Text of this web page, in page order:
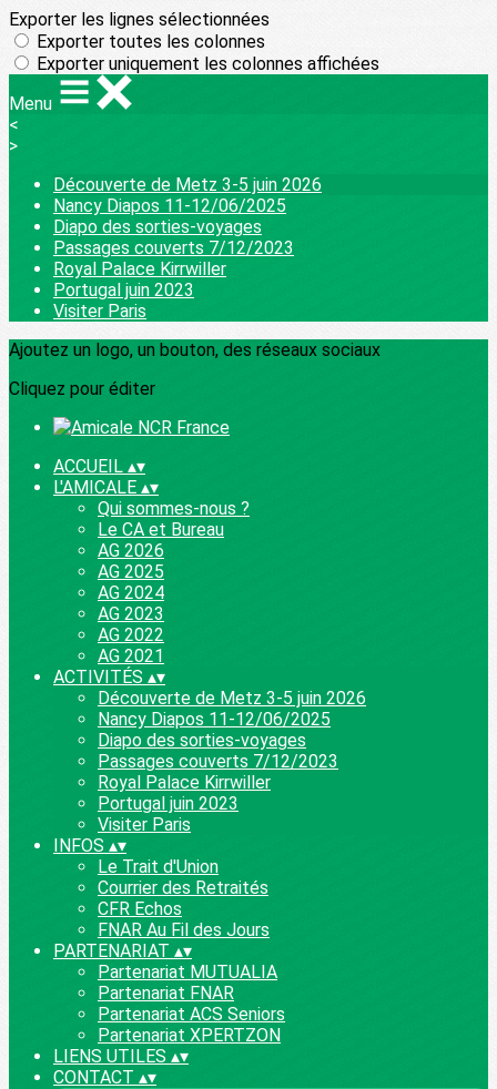
Exporter les lignes sélectionnées
Exporter toutes les colonnes
Exporter uniquement les colonnes affichées
Menu
<
>
Découverte de Metz 3-5 juin 2026
Nancy Diapos 11-12/06/2025
Diapo des sorties-voyages
Passages couverts 7/12/2023
Royal Palace Kirrwiller
Portugal juin 2023
Visiter Paris
Ajoutez un logo, un bouton, des réseaux sociaux
Cliquez pour éditer
ACCUEIL ▴▾
L'AMICALE ▴▾
Qui sommes-nous ?
Le CA et Bureau
AG 2026
AG 2025
AG 2024
AG 2023
AG 2022
AG 2021
ACTIVITÉS ▴▾
Découverte de Metz 3-5 juin 2026
Nancy Diapos 11-12/06/2025
Diapo des sorties-voyages
Passages couverts 7/12/2023
Royal Palace Kirrwiller
Portugal juin 2023
Visiter Paris
INFOS ▴▾
Le Trait d'Union
Courrier des Retraités
CFR Echos
FNAR Au Fil des Jours
PARTENARIAT ▴▾
Partenariat MUTUALIA
Partenariat FNAR
Partenariat ACS Seniors
Partenariat XPERTZON
LIENS UTILES ▴▾
CONTACT ▴▾